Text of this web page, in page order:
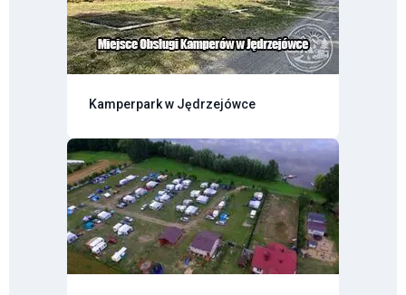
Kamperpark w Jędrzejówce